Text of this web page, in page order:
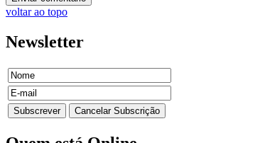
voltar ao topo
Newsletter